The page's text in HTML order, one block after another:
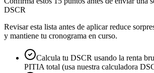
DSCR
Revisar esta lista antes de aplicar reduce
y mantiene tu cronograma en curso.
Calcula tu DSCR usando la renta
PITIA total (usa nuestra calculadora